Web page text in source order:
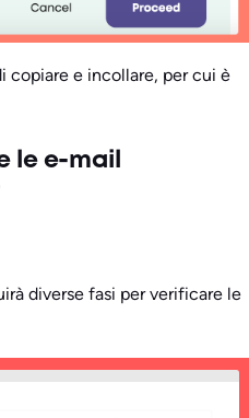
copiare e incollare, per cui è
le e-mail
diverse fasi per verificare le